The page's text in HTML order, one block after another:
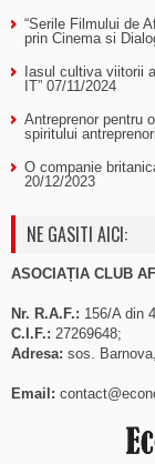
“Serile Filmului de
prin Cinema si
Iasul cultiva viitorii
IT” 07/11/2024
Antreprenor pentru
spiritului
O companie
20/12/2023
NE GASITI AICI:
ASOCIAȚIA CLUB
Nr. R.A.F.: 156/A din
C.I.F.: 27269648;
Adresa: sos.
Email: